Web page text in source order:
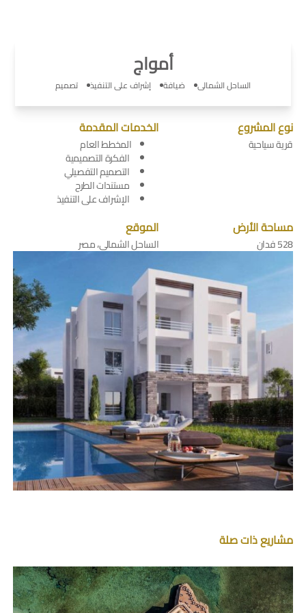
أمواج
الساحل الشمالى ضيافة إشراف على التنفيذ تصميم
نوع المشروع
قرية سياحية
الخدمات المقدمة
المخطط العام
الفكرة التصميمية
التصميم التفصيلي
مستندات الطرح
الإشراف على التنفيذ
مساحة الأرض
528 فدان
الموقع
الساحل الشمالى، مصر
مشاريع ذات صلة